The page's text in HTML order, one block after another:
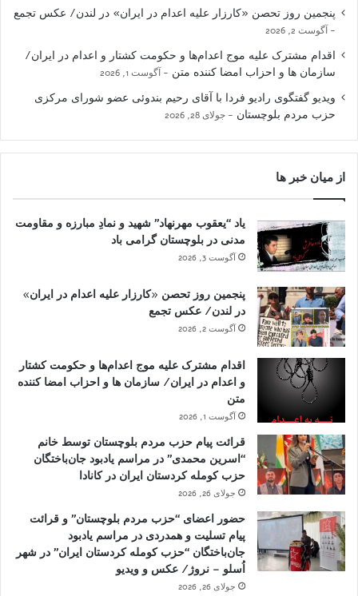
پنجمین روز تحصن «کارزار علیه اعدام در ایران» در لندن/ عکس تجمع
آگوست 2, 2026
اقدام مشترک علیه موج اعدام‌ها و حکومت کشتار و اعدام در ایران/
سازمان ها و احزاب امضا کننده متن
آگوست 1, 2026
ویدیو گفتگوی رادیو فردا با آقای رحیم بندوئی عضو شورای مرکزی
حزب مردم بلوچستان
جولای 28, 2026
از میان خبر ها
یاد “یعقوب مهرنهاد” شهید و نمادِ مبارزه و مقاومت
مدنی در بلوچستان گرامی باد
آگوست 3, 2026
پنجمین روز تحصن «کارزار علیه اعدام در ایران»
در لندن/ عکس تجمع
آگوست 2, 2026
اقدام مشترک علیه موج اعدام‌ها و حکومت کشتار
و اعدام در ایران/ سازمان ها و احزاب امضا کننده
متن
آگوست 1, 2026
قرائت پیام حزب مردم بلوچستان توسط خانم
“اسرین محمدی” در مراسم یادبود جان‌باختگان
حزب کومله کردستان ایران در کانادا
جولای 26, 2026
حضور اعضای “حزب مردم بلوچستان” و قرائت
پیام تسلیت و همدردی در مراسم یادبود
جان‌باختگان “حزب کومله کردستان ایران” در شهر
اُسلو – نروژ/ عکس و ویدیو
جولای 26, 2026